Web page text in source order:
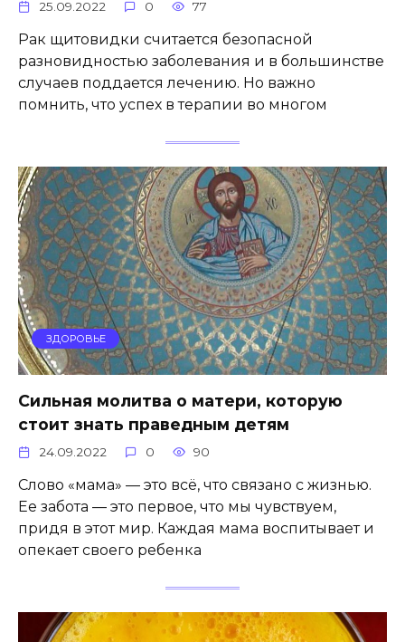
25.09.2022 0 77
Рак щитовидки считается безопасной
разновидностью заболевания и в большинстве
случаев поддается лечению. Но важно
помнить, что успех в терапии во многом
ЗДОРОВЬЕ
Сильная молитва о матери, которую
стоит знать праведным детям
24.09.2022 0 90
Слово «мама» — это всё, что связано с жизнью.
Ее забота — это первое, что мы чувствуем,
придя в этот мир. Каждая мама воспитывает и
опекает своего ребенка